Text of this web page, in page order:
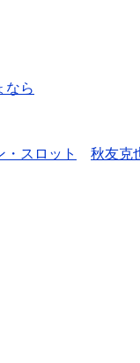
なら
・スロット
秋友克